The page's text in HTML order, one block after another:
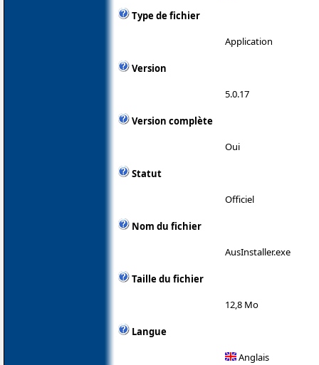
Type de fichier
Application
Version
5.0.17
Version complète
Oui
Statut
Officiel
Nom du fichier
AusInstaller.exe
Taille du fichier
12,8 Mo
Langue
Anglais